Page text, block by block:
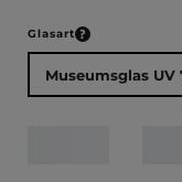
Glasartauswählen